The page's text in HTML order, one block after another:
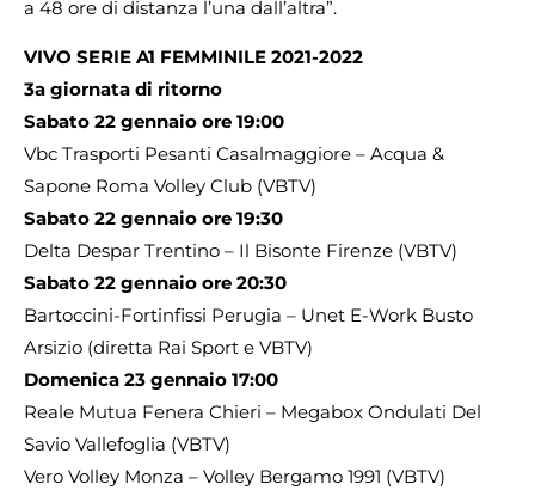
a 48 ore di distanza l’una dall’altra”.
VIVO SERIE A1 FEMMINILE 2021-2022
3a giornata di ritorno
Sabato 22 gennaio ore 19:00
Vbc Trasporti Pesanti Casalmaggiore – Acqua &
Sapone Roma Volley Club (VBTV)
Sabato 22 gennaio ore 19:30
Delta Despar Trentino – Il Bisonte Firenze (VBTV)
Sabato 22 gennaio ore 20:30
Bartoccini-Fortinfissi Perugia – Unet E-Work Busto
Arsizio (diretta Rai Sport e VBTV)
Domenica 23 gennaio 17:00
Reale Mutua Fenera Chieri – Megabox Ondulati Del
Savio Vallefoglia (VBTV)
Vero Volley Monza – Volley Bergamo 1991 (VBTV)